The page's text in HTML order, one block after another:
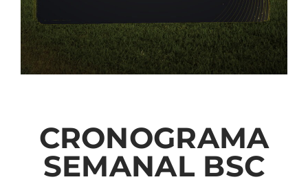
CRONOGRAMA
SEMANAL BSC